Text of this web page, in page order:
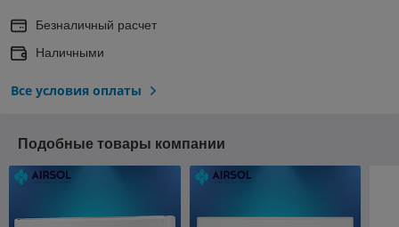
Безналичный расчет
Наличными
Все условия оплаты
Подобные товары компании